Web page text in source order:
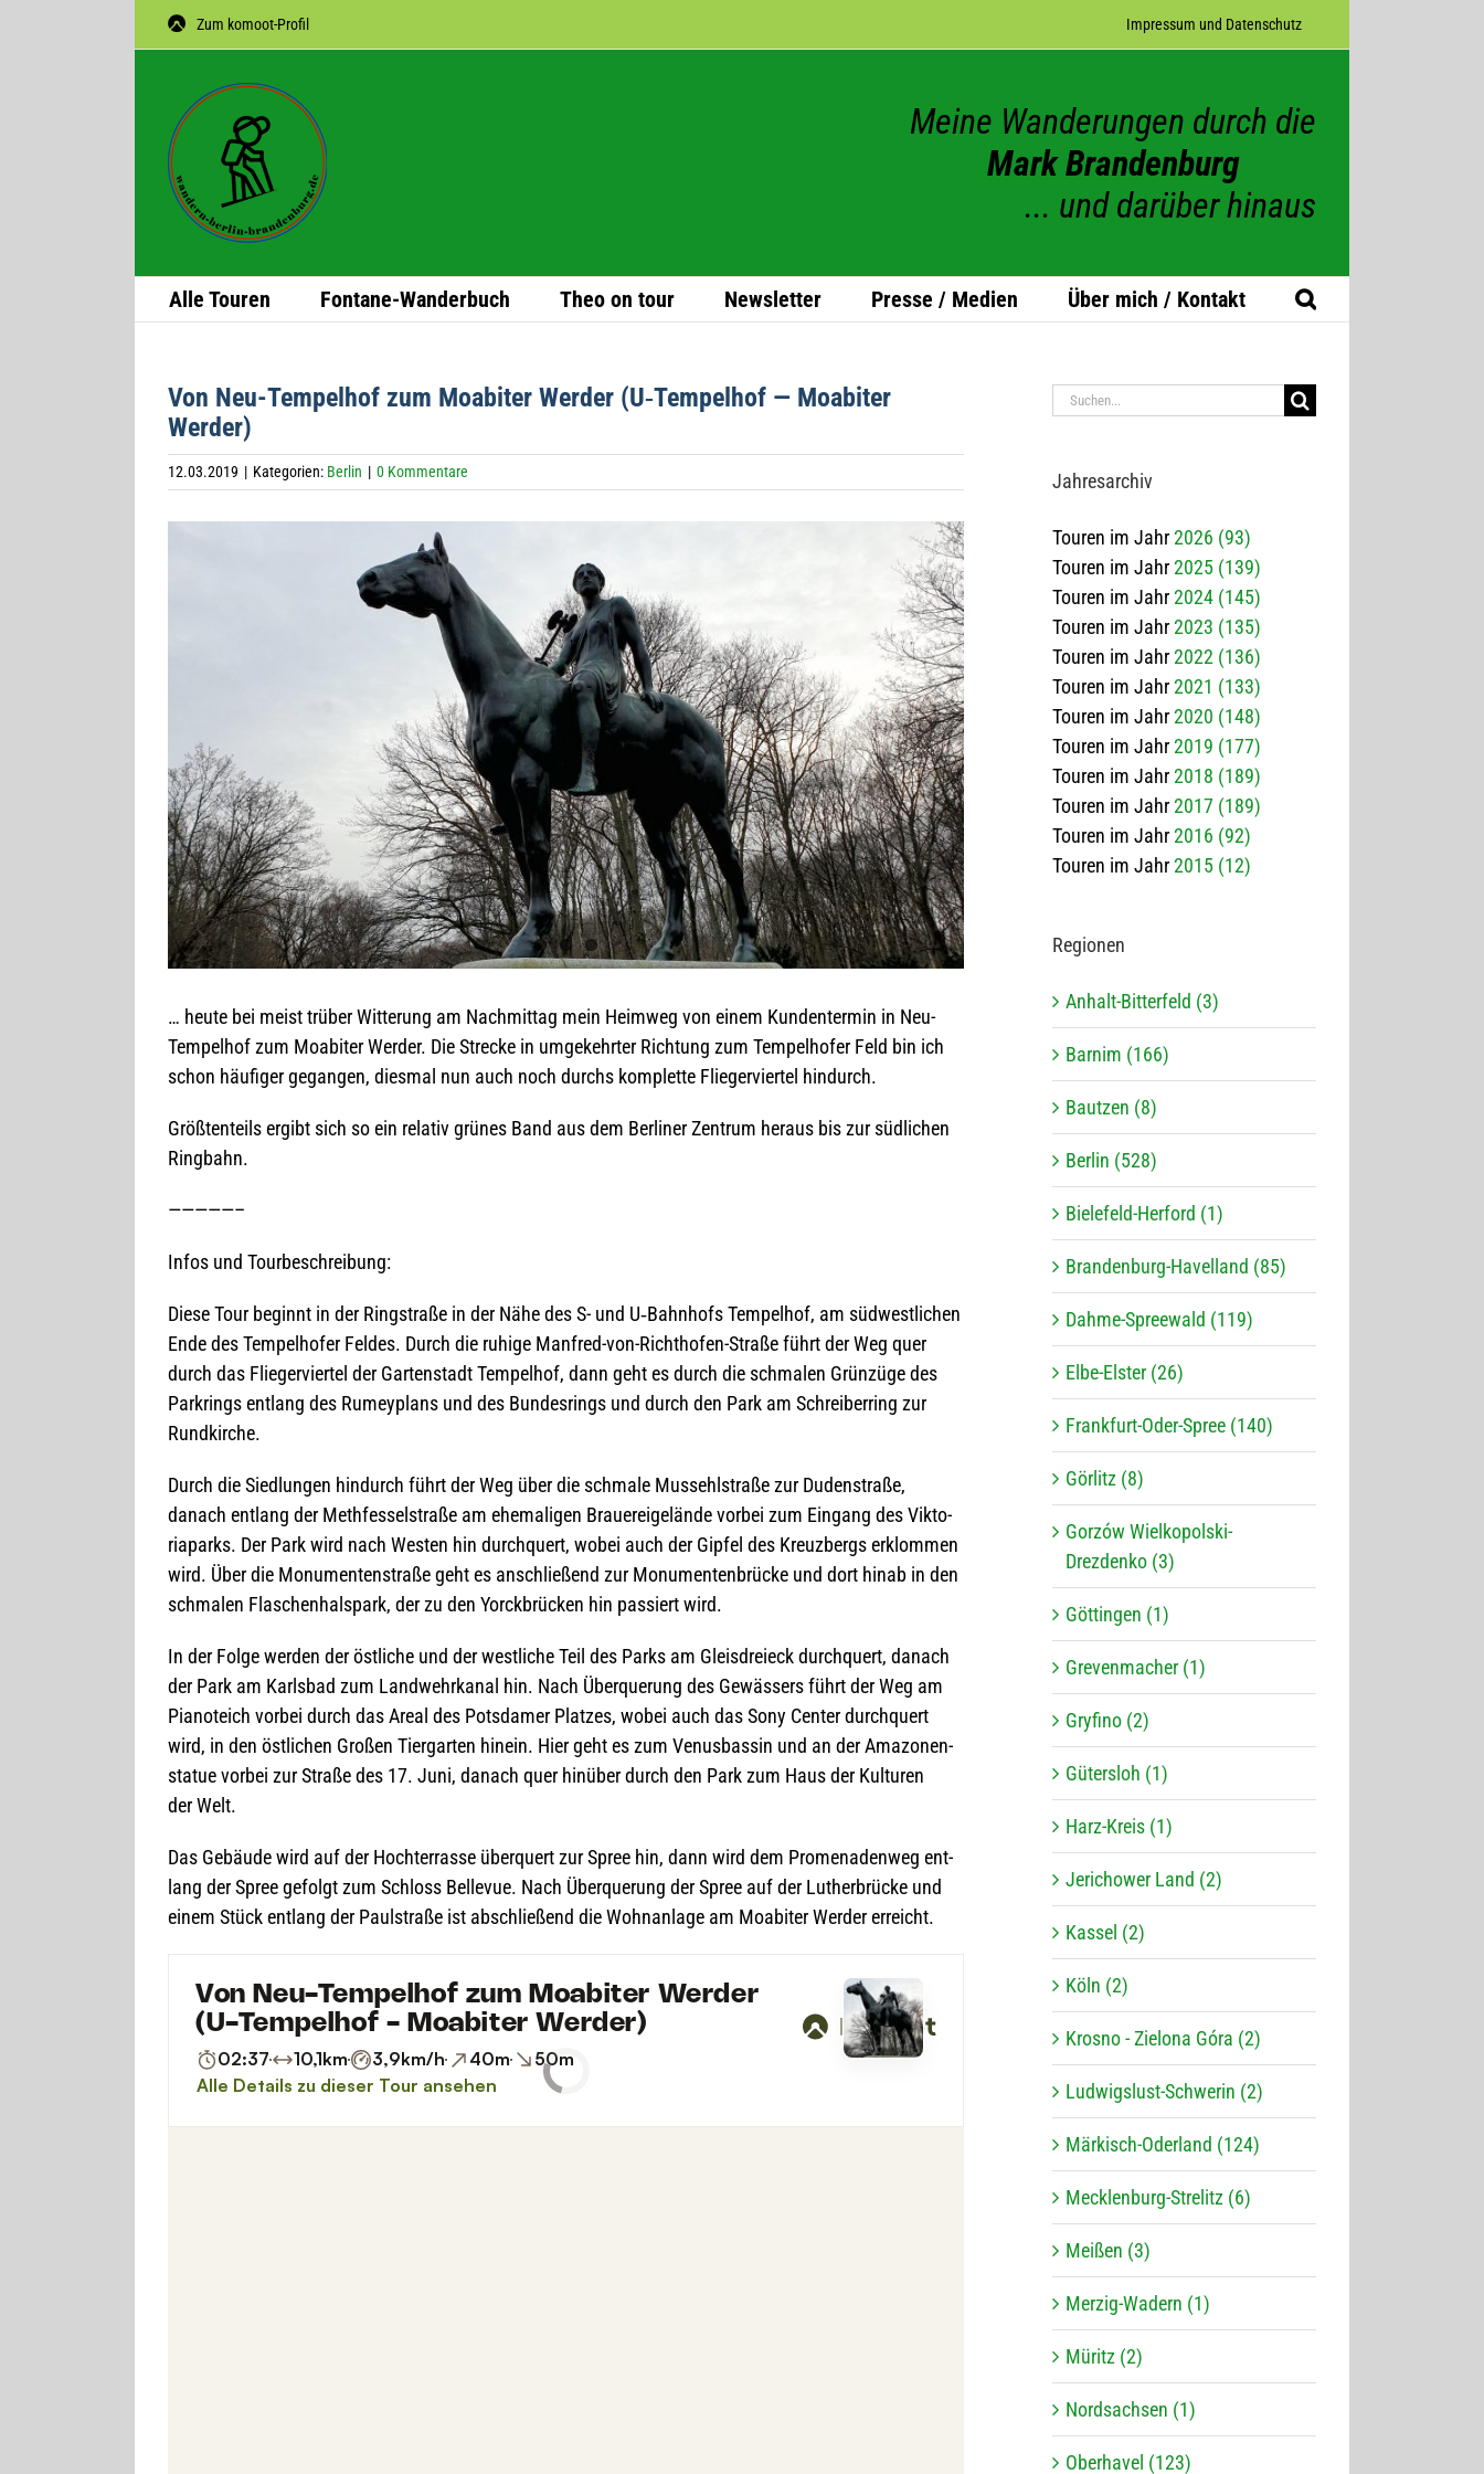
Zum komoot-Profil Impres­sum und Datenschutz
Meine Wanderungen durch die
Mark Brandenburg
... und darüber hinaus
Alle Tou­ren Fon­­tane-Wan­­der­­buch Theo on tour News­let­ter Presse / Medien Über mich / Kontakt
Von Neu-Tem­pel­hof zum Moa­bi­ter Wer­der (U‑Tempelhof — Moa­bi­ter
Werder)
12.03.2019 | Kategorien: Berlin | 0 Kommentare
… heute bei meist trü­ber Wit­te­rung am Nach­mit­tag mein Heim­weg von einem Kun­den­ter­min in Neu-
Tem­pel­hof zum Moa­bi­ter Wer­der. Die Stre­cke in umge­kehr­ter Rich­tung zum Tem­pel­ho­fer Feld bin ich
schon häu­fi­ger gegan­gen, dies­mal nun auch noch durchs kom­plette Flie­ger­vier­tel hindurch.
Größ­ten­teils ergibt sich so ein rela­tiv grü­nes Band aus dem Ber­li­ner Zen­trum her­aus bis zur süd­li­chen
Ringbahn.
—————–
Infos und Tourbeschreibung:
Diese Tour beginnt in der Ring­straße in der Nähe des S- und U‑Bahnhofs Tem­pel­hof, am süd­west­li­chen
Ende des Tem­pel­ho­fer Fel­des. Durch die ruhige Man­fred-von-Richt­ho­fen-Straße führt der Weg quer
durch das Flie­ger­vier­tel der Gar­ten­stadt Tem­pel­hof, dann geht es durch die schma­len Grün­züge des
Park­rings ent­lang des Rum­ey­plans und des Bun­des­rings und durch den Park am Schrei­ber­ring zur
Rundkirche.
Durch die Sied­lun­gen hin­durch führt der Weg über die schmale Muss­eh­l­straße zur Duden­straße,
danach ent­lang der Meth­fes­sel­straße am ehe­ma­li­gen Braue­rei­ge­lände vor­bei zum Ein­gang des Vik­to­
ria­parks. Der Park wird nach Wes­ten hin durch­quert, wobei auch der Gip­fel des Kreuz­bergs erklom­men
wird. Über die Monu­men­ten­straße geht es anschlie­ßend zur Monu­men­ten­brü­cke und dort hinab in den
schma­len Fla­schen­halspark, der zu den Yorck­brü­cken hin pas­siert wird.
In der Folge wer­den der öst­li­che und der west­li­che Teil des Parks am Gleis­drei­eck durch­quert, danach
der Park am Karls­bad zum Land­wehr­ka­nal hin. Nach Über­que­rung des Gewäs­sers führt der Weg am
Pia­not­eich vor­bei durch das Areal des Pots­da­mer Plat­zes, wobei auch das Sony Cen­ter durch­quert
wird, in den öst­li­chen Gro­ßen Tier­gar­ten hin­ein. Hier geht es zum Venus­bas­sin und an der Ama­zo­nen­
sta­tue vor­bei zur Straße des 17. Juni, danach quer hin­über durch den Park zum Haus der Kul­tu­ren
der Welt.
Das Gebäude wird auf der Hoch­ter­rasse über­quert zur Spree hin, dann wird dem Pro­me­na­den­weg ent­
lang der Spree gefolgt zum Schloss Bel­le­vue. Nach Über­que­rung der Spree auf der Luther­brü­cke und
einem Stück ent­lang der Paul­straße ist abschlie­ßend die Wohn­an­lage am Moa­bi­ter Wer­der erreicht.
Suche
Jah­res­ar­chiv
Touren im Jahr2026 (93)
Touren im Jahr2025 (139)
Touren im Jahr2024 (145)
Touren im Jahr2023 (135)
Touren im Jahr2022 (136)
Touren im Jahr2021 (133)
Touren im Jahr2020 (148)
Touren im Jahr2019 (177)
Touren im Jahr2018 (189)
Touren im Jahr2017 (189)
Touren im Jahr2016 (92)
Touren im Jahr2015 (12)
Regio­nen
Anhalt-Bitterfeld (3)
Barnim (166)
Bautzen (8)
Berlin (528)
Bielefeld-Herford (1)
Brandenburg-Havelland (85)
Dahme-Spreewald (119)
Elbe-Elster (26)
Frankfurt-Oder-Spree (140)
Görlitz (8)
Gorzów Wielkopolski-
Drezdenko (3)
Göttingen (1)
Grevenmacher (1)
Gryfino (2)
Gütersloh (1)
Harz-Kreis (1)
Jerichower Land (2)
Kassel (2)
Köln (2)
Krosno - Zielona Góra (2)
Ludwigslust-Schwerin (2)
Märkisch-Oderland (124)
Mecklenburg-Strelitz (6)
Meißen (3)
Merzig-Wadern (1)
Müritz (2)
Nordsachsen (1)
Oberhavel (123)